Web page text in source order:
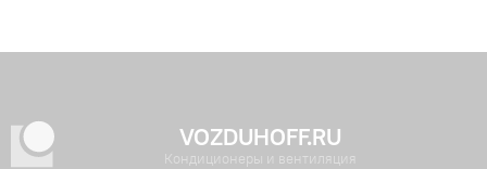
VOZDUHOFF.RU
Кондиционеры и вентиляция